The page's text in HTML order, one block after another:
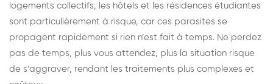
logements collectifs, les hôtels et les résidences étudiantes
sont particulièrement à risque, car ces parasites se
propagent rapidement si rien n’est fait à temps. Ne perdez
pas de temps, plus vous attendez, plus la situation risque
de s’aggraver, rendant les traitements plus complexes et